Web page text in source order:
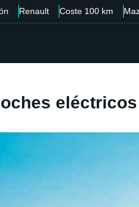
Renault Coste 100 km